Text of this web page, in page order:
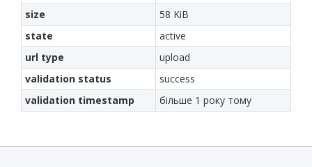
size
58 KiB
state
active
url type
upload
validation status
success
validation timestamp
більше 1 року тому